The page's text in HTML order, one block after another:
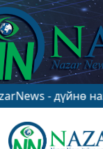
- дүйнө